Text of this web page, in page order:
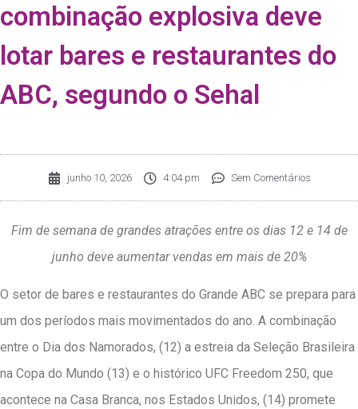
combinação explosiva deve
lotar bares e restaurantes do
ABC, segundo o Sehal
junho 10, 2026 4:04 pm Sem Comentários
Fim de semana de grandes atrações entre os dias 12 e 14 de
junho deve aumentar vendas em mais de 20%
O setor de bares e restaurantes do Grande ABC se prepara para
um dos períodos mais movimentados do ano. A combinação
entre o Dia dos Namorados, (12) a estreia da Seleção Brasileira
na Copa do Mundo (13) e o histórico UFC Freedom 250, que
acontece na Casa Branca, nos Estados Unidos, (14) promete